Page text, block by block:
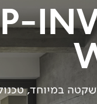
במיוחד,